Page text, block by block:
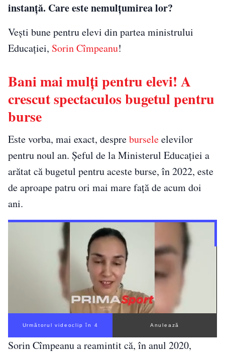
instanţă. Care este nemulţumirea lor?
Veşti bune pentru elevi din partea ministrului
Educaţiei, Sorin Cîmpeanu!
Bani mai mulţi pentru elevi! A
crescut spectaculos bugetul pentru
burse
Este vorba, mai exact, despreburseleelevilor
pentru noul an. Şeful de la Ministerul Educaţiei a
arătat că bugetul pentru aceste burse, în 2022, este
de aproape patru ori mai mare faţă de acum doi
ani.
Următorul videoclip în 3 Anulează
Sorin Cîmpeanu a reamintit că, în anul 2020,